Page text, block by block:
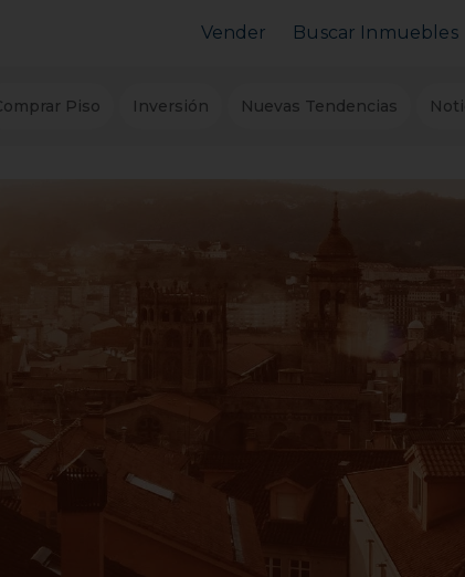
Vender Buscar Inmuebles
Piso Inversión Nuevas Tendencias